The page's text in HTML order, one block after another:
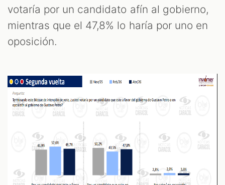
votaría por un candidato afín al gobierno,
mientras que el 47,8% lo haría por uno en
oposición.